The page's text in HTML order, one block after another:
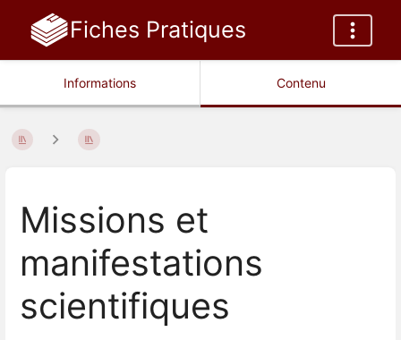
Fiches Pratiques
Informations Contenu
Missions et
manifestations
scientifiques